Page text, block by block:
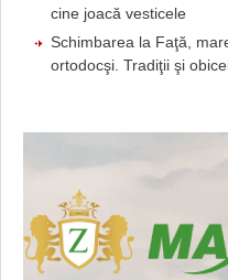
cine joacă vesticele
Schimbarea la Faţă,
ortodocşi. Tradiţii şi